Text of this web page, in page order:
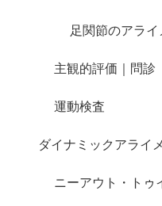
足関節のアラ
主観的評価｜問診
運動検査
ダイナミックアライ
ニーアウト・トゥ